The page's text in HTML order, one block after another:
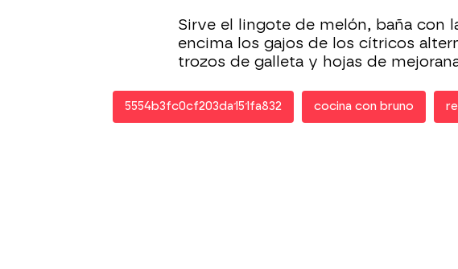
Sirve el lingote de melón, baña con
encima los gajos de los cítricos
trozos de galleta y hojas de
5554b3fc0cf203da151fa832 cocina con bruno